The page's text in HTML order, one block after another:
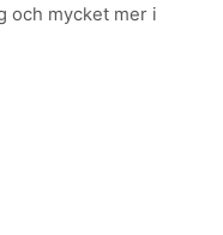
och mycket mer i